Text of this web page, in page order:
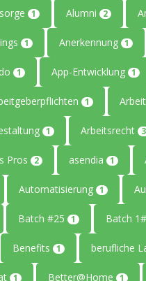
1 Alumni 2
1 Anerkennung 1
1 App-Entwicklung 1
1
1 Arbeitsrecht 3
Pros 2 asendia 1
Automatisierung 1
Batch #25 1 Batch 1#
Benefits 1 berufliche
1 Better@Home 1